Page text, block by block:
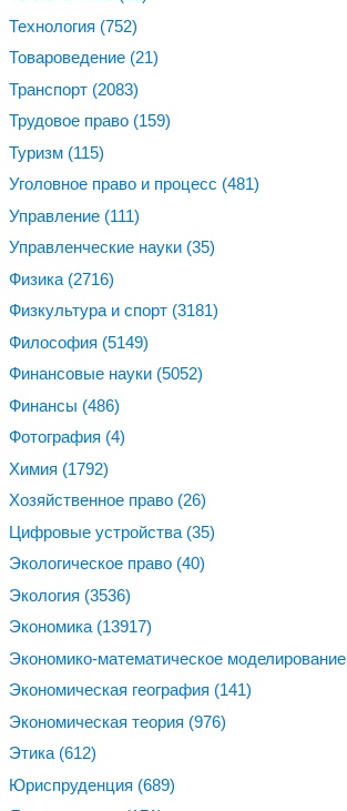
Технология (752)
Товароведение (21)
Транспорт (2083)
Трудовое право (159)
Туризм (115)
Уголовное право и процесс (481)
Управление (111)
Управленческие науки (35)
Физика (2716)
Физкультура и спорт (3181)
Философия (5149)
Финансовые науки (5052)
Финансы (486)
Фотография (4)
Химия (1792)
Хозяйственное право (26)
Цифровые устройства (35)
Экологическое право (40)
Экология (3536)
Экономика (13917)
Экономико-математическое моделирование
Экономическая география (141)
Экономическая теория (976)
Этика (612)
Юриспруденция (689)